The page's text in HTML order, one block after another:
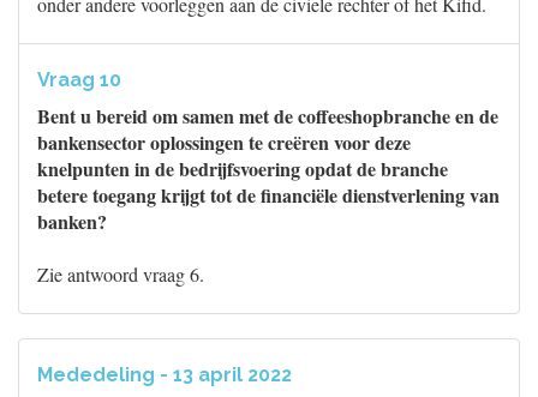
Vraag 10
Bent u bereid om samen met de coffeeshopbranche en de
bankensector oplossingen te creëren voor deze
knelpunten in de bedrijfsvoering opdat de branche
betere toegang krijgt tot de financiële dienstverlening van
banken?
Zie antwoord vraag 6.
Mededeling - 13 april 2022